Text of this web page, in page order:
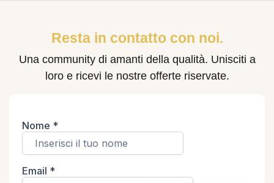
Resta in contatto con noi.
Una community di amanti della qualità. Unisciti a
loro e ricevi le nostre offerte riservate.